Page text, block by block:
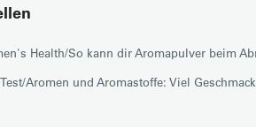
Health/So kann dir Aromapulver beim
Aromen und Aromastoffe: Viel